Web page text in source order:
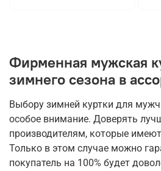
Фирменная мужская
зимнего сезона в
Выбору зимней куртки для
особое внимание. Доверять
производителям, которые
Только в этом случае можно
покупатель на 100% будет